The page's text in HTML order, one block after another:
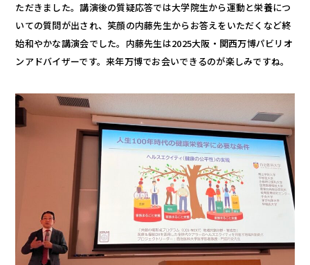
ただきました。講演後の質疑応答では大学院生から運動と栄養につ
いての質問が出され、笑顔の内藤先生からお答えをいただくなど終
始和やかな講演会でした。内藤先生は2025大阪・関西万博パビリオ
ンアドバイザーです。来年万博でお会いできるのが楽しみですね。